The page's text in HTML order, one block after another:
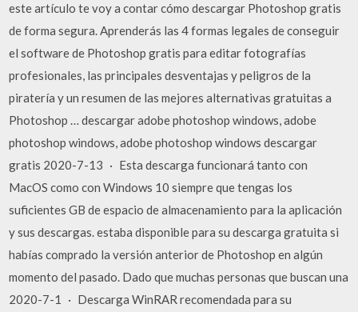
este artículo te voy a contar cómo descargar Photoshop gratis
de forma segura. Aprenderás las 4 formas legales de conseguir
el software de Photoshop gratis para editar fotografías
profesionales, las principales desventajas y peligros de la
piratería y un resumen de las mejores alternativas gratuitas a
Photoshop … descargar adobe photoshop windows, adobe
photoshop windows, adobe photoshop windows descargar
gratis 2020-7-13 · Esta descarga funcionará tanto con
MacOS como con Windows 10 siempre que tengas los
suficientes GB de espacio de almacenamiento para la aplicación
y sus descargas. estaba disponible para su descarga gratuita si
habías comprado la versión anterior de Photoshop en algún
momento del pasado. Dado que muchas personas que buscan una
2020-7-1 · Descarga WinRAR recomendada para su